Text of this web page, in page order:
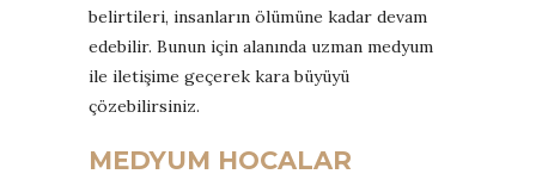
belirtileri, insanların ölümüne kadar devam
edebilir. Bunun için alanında uzman medyum
ile iletişime geçerek kara büyüyü
çözebilirsiniz.
MEDYUM HOCALAR